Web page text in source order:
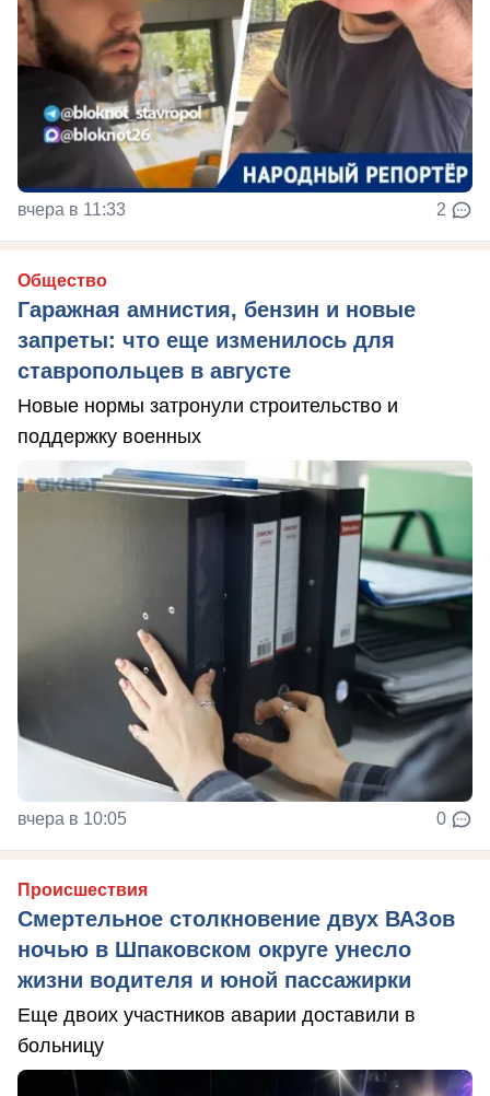
вчера в 11:33 2
Общество
Гаражная амнистия, бензин и новые
запреты: что еще изменилось для
ставропольцев в августе
Новые нормы затронули строительство и
поддержку военных
вчера в 10:05 0
Происшествия
Смертельное столкновение двух ВАЗов
ночью в Шпаковском округе унесло
жизни водителя и юной пассажирки
Еще двоих участников аварии доставили в
больницу